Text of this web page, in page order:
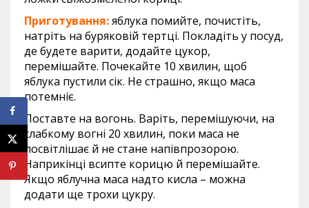
Приготування:яблука помийте, почистіть,
натріть на буряковій тертці. Покладіть у посуд,
де будете варити, додайте цукор,
перемішайте. Почекайте 10 хвилин, щоб
яблука пустили сік. Не страшно, якщо маса
потемніє.
Поставте на вогонь. Варіть, перемішуючи, на
слабкому вогні 20 хвилин, поки маса не
посвітлішає й не стане напівпрозорою.
Наприкінці всипте корицю й перемішайте.
Якщо яблучна маса надто кисла – можна
додати ще трохи цукру.